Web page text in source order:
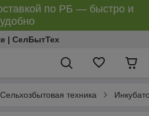
по РБ — быстро и
удобно
| СелБытТех
Сельхозбытовая техника